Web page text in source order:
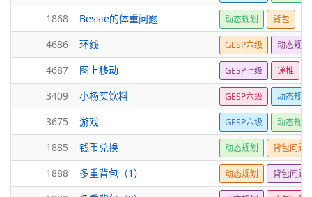
1868 Bessie的体重问题 动态规划 背包
4686 环线 GESP六级 动态规划
4687 图上移动 GESP七级 递推
3409 小杨买饮料 GESP六级 动态规划
3675 游戏 GESP六级 动态规划
1885 钱币兑换 动态规划 背包问题
1888 多重背包（1） 动态规划 背包问题